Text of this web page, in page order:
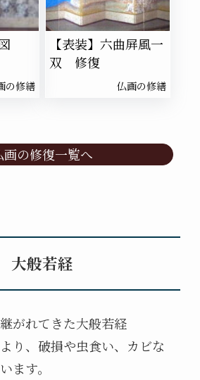
の修繕
【表装】六曲屏風一
双 修復
仏画の修繕
画の修復一覧へ
大般若経
がれてきた大般若経
り、破損や虫食い、カビな
ます。